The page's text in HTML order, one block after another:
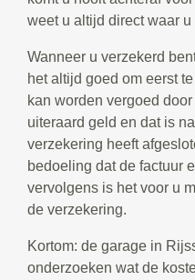
weet u altijd direct waar u
Wanneer u verzekerd
het altijd goed om eerst
kan worden vergoed
uiteraard geld en dat is
verzekering heeft
bedoeling dat de factuur
vervolgens is het voor u
de verzekering.
Kortom: de garage in
onderzoeken wat de